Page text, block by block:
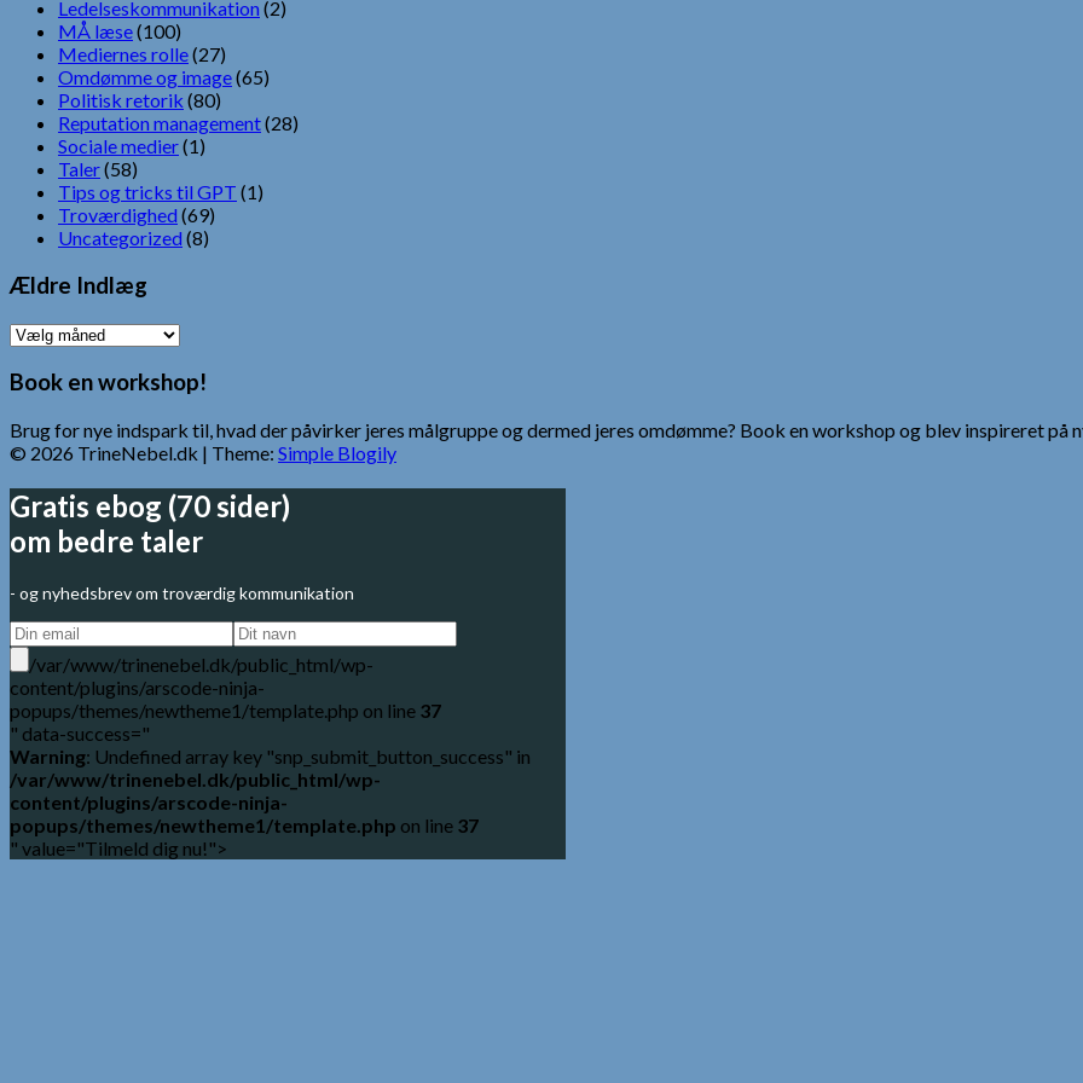
Ledelseskommunikation (2)
MÅ læse(100)
Mediernes rolle(27)
Omdømme og image(65)
Politisk retorik (80)
Reputation management(28)
Sociale medier(1)
Taler(58)
Tips og tricks til GPT (1)
Troværdighed (69)
Uncategorized (8)
Ældre Indlæg
Ældre
Indlæg
Book en workshop!
Brug for nye indspark til, hvad der påvirker jeres målgruppe og dermed jeres omdømme? Book en workshop og blev inspireret på
© 2026 TrineNebel.dk | Theme: Simple Blogily
Gratis ebog (70 sider)
om bedre taler
- og nyhedsbrev om troværdig kommunikation
/var/www/trinenebel.dk/public_html/wp-
content/plugins/arscode-ninja-
popups/themes/newtheme1/template.php on line 37
" data-success="
Warning: Undefined array key "snp_submit_button_success" in
/var/www/trinenebel.dk/public_html/wp-
content/plugins/arscode-ninja-
popups/themes/newtheme1/template.php on line 37
" value="Tilmeld dig nu!">